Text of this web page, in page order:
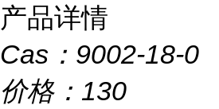
产品详情
Cas： 9002-18-0
价格： 130